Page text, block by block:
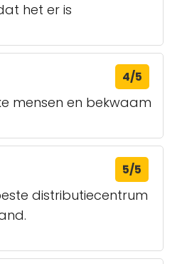
het er is
4/5
mensen en bekwaam
5/5
distributiecentrum